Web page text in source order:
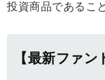
投資商品であるこ
【最新ファン